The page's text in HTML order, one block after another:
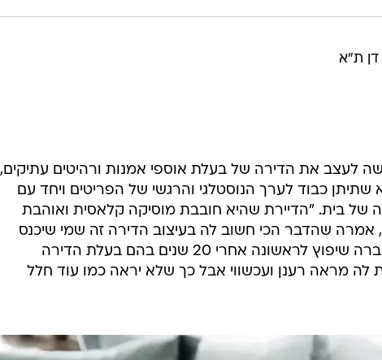
לעצב את הדירה של בעלת אוספי אמנות ורהיטים עתיקים,
כבוד לערך הנוסטלגי והרגשי של הפריטים ויחד עם
של בית. "הדיירת שהיא חובבת מוסיקה קלאסית ואוהבת
אמרה שהדבר הכי חשוב לה בעיצוב הדירה זה שמי שיכנס
לאליה ירגיש שזה הבית שלה. הדירה עברה שיפוץ לראשונה אחרי 20 שנים בהם בעלת הדירה
מראה רענן ועכשווי אבל כך שלא יראה כמו עוד חלל